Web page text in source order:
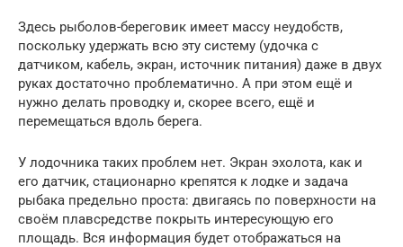
Здесь рыболов-береговик имеет массу неудобств,
поскольку удержать всю эту систему (удочка с
датчиком, кабель, экран, источник питания) даже в двух
руках достаточно проблематично. А при этом ещё и
нужно делать проводку и, скорее всего, ещё и
перемещаться вдоль берега.
У лодочника таких проблем нет. Экран эхолота, как и
его датчик, стационарно крепятся к лодке и задача
рыбака предельно проста: двигаясь по поверхности на
своём плавсредстве покрыть интересующую его
площадь. Вся информация будет отображаться на